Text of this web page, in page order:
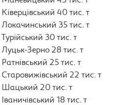
Ківерцівський 40 тис. т
Локачинський 35 тис. т
Турійський 30 тис. т
Луцьк-Зерно 28 тис. т
Ратнівський 25 тис. т
Старовижівський 22 тис. т
Шацький 20 тис. т
Іваничівський 18 тис. т